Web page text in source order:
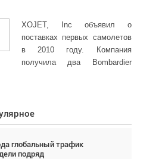
XOJET, Inc объявил о
поставках первых самолетов
в 2010 году. Компания
получила два Bombardier
глобальный трафик
подряд
вертолётов и БПЛА в